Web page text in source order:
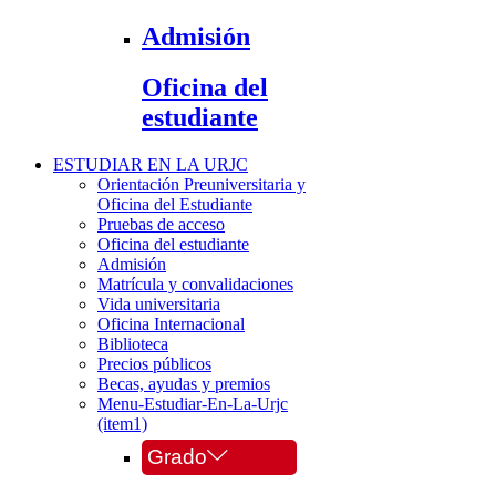
Admisión
Oficina del
estudiante
ESTUDIAR EN LA URJC
Orientación Preuniversitaria y
Oficina del Estudiante
Pruebas de acceso
Oficina del estudiante
Admisión
Matrícula y convalidaciones
Vida universitaria
Oficina Internacional
Biblioteca
Precios públicos
Becas, ayudas y premios
Menu-Estudiar-En-La-Urjc
(item1)
Grado